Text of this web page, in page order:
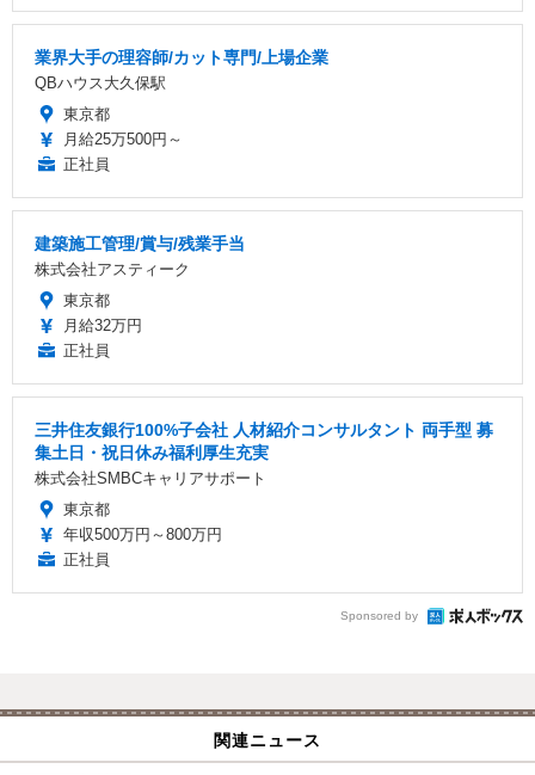
業界大手の理容師/カット専門/上場企業
QBハウス大久保駅
東京都
月給25万500円～
正社員
建築施工管理/賞与/残業手当
株式会社アスティーク
東京都
月給32万円
正社員
三井住友銀行100%子会社 人材紹介コンサルタント 両手型 募
集土日・祝日休み福利厚生充実
株式会社SMBCキャリアサポート
東京都
年収500万円～800万円
正社員
Sponsored by
関連ニュース